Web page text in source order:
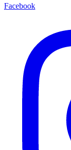
Facebook